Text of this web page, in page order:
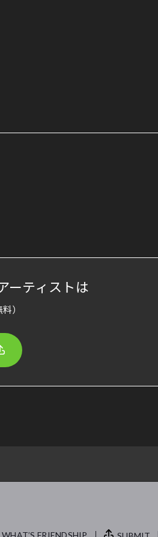
ーティストは
料）
WHAT’S FRIENDSHIP.